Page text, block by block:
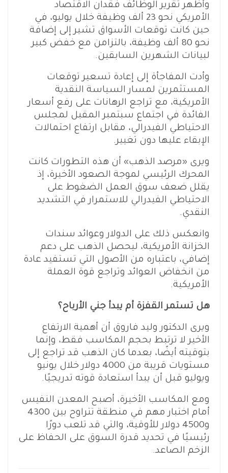
وأظهر تقرير الوظائف فقدان الاقتصاد
الأمريكي نحو 23 ألف وظيفة خلال يوليو، في
حين كانت توقعات الأسواق تشير إلى إضافة
نحو 80 ألف وظيفة، بالتزامن مع خفض كبير
لبيانات الشهرين السابقين.
وأدت المفاجأة إلى إعادة تسعير توقعات
المستثمرين لمسار السياسة النقدية
الأمريكية، مع تراجع الرهانات على رفع أسعار
الفائدة في اجتماع سبتمبر المقبل لمجلس
الاحتياطي الفيدرالي، مقابل ارتفاع احتمالات
الإبقاء عليها دون تغيير.
ويرى «مرصد الذهب» أن هذه التطورات كانت
المحرك الرئيسي لموجة الصعود الأخيرة، إذ
يقلل ضعف سوق العمل الضغوط على
الاحتياطي الفيدرالي للاستمرار في التشديد
النقدي.
وانعكس ذلك على الدولار وعوائد سندات
الخزانة الأمريكية، ليحصل الذهب على دعم
إضافي، باعتباره من الأصول التي تستفيد عادة
من انخفاض العوائد وتراجع قوة العملة
الأمريكية.
هل تستمر القفزة أم يبدأ جني الأرباح؟
ويرى الدكتور وليد فاروق أن أهمية الارتفاع
الأخير لا ترتبط بحجم المكاسب فقط، وإنما
بتوقيته أيضًا، بعدما كان الذهب قد تراجع إلى
مستويات قريبة من 4000 دولار خلال يونيو
ويوليو قبل أن يبدأ استعادة قوته تدريجيًا.
ومع المكاسب الأخيرة، أصبح المعدن النفيس
أمام اختبار مهم في منطقة تتراوح بين 4300
و4500 دولار للأوقية، والتي قد تلعب دورًا
رئيسيًا في تحديد قدرة السوق على الحفاظ على
الزخم الصاعد.